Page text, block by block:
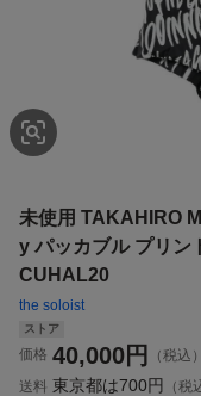
未使用 TAKAHIRO
y パッカブル プリン
CUHAL20
the soloist
ストア
価格 40,000円
（税込）
送料 東京都は700円
（税